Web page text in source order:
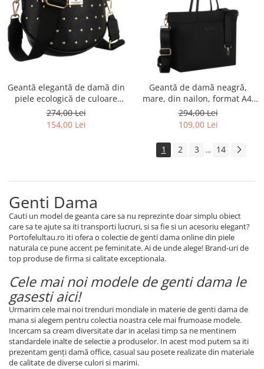
Geantă elegantă de damă din
piele ecologică de culoare
neagră - Peterson PTR-PTN
MIS-03-3582 BLAC
274,00 Lei
154,00 Lei
Geantă de damă neagră,
mare, din nailon, format A4,
se închide cu o clemă
magnetică - Peterson PTR-PTN
294,00 Lei
109,00 Lei
1 2 3 ... 14
Genti Dama
Cauti un model de geanta care sa nu reprezinte doar simplu obiect
care sa te ajute sa iti transporti lucruri, si sa fie si un acesoriu elegant?
Portofelultau.ro iti ofera o colectie de genti dama online din piele
naturala ce pune accent pe feminitate. Ai de unde alege! Brand-uri de
top produse de firma si calitate exceptionala.
Cele mai noi modele de genti dama le
gasesti aici!
Urmarim cele mai noi trenduri mondiale in materie de genti damade
mana si alegem pentru colectia noastra cele mai frumoase modele.
Incercam sa cream diversitate dar in acelasi timp sa ne mentinem
standardele inalte de selectie a produselor. In acest mod putem sa iti
prezentam genţi damăoffice, casual sau posete realizate din materiale
de calitate de diverse culori si marimi.